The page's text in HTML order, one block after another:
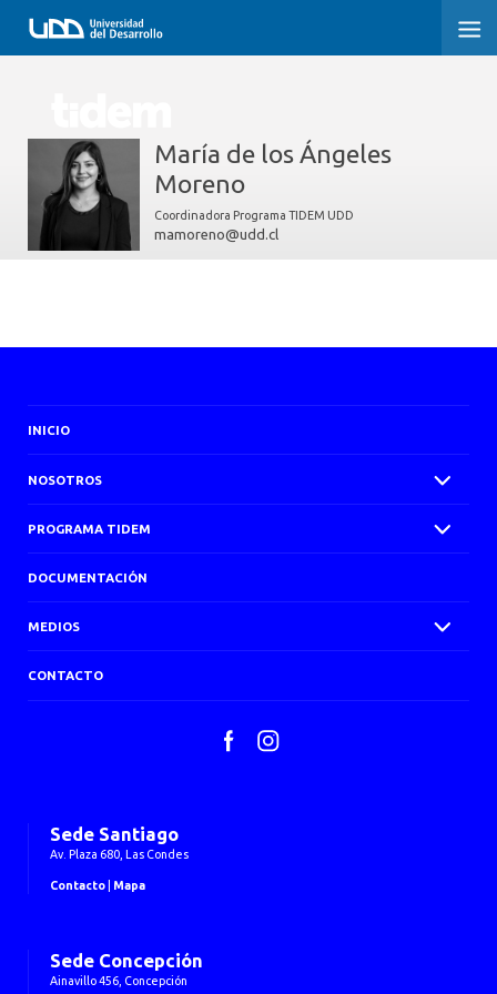
NOSOTROS
PROGRAMA TIDEM
MEDIOS
María de los Ángeles
Moreno
Coordinadora Programa TIDEM UDD
mamoreno@udd.cl
INICIO
NOSOTROS
PROGRAMA TIDEM
DOCUMENTACIÓN
MEDIOS
CONTACTO
FacebookInstagram
Sede Santiago
Av. Plaza 680, Las Condes
Contacto Mapa
Sede Concepción
Ainavillo 456, Concepción